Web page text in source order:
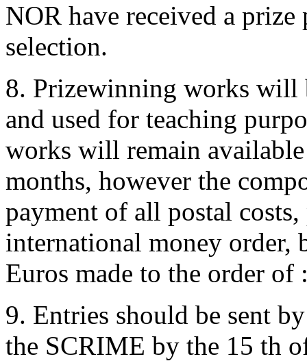
NOR have received a
selection.
8. Prizewinning works will
and used for teaching
works will remain
months, however the
payment of all postal
international money order,
Euros made to the order
9. Entries should be sent
the SCRIME by the 15 th